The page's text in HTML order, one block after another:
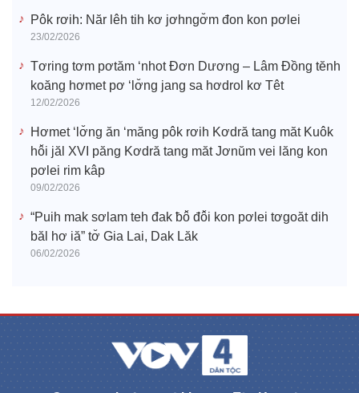
Pôk rơih: Năr lêh tih kơ jơhngơ̆m đon kon pơlei
23/02/2026
Tơring tơm pơtăm ‘nhot Đơn Dương – Lâm Đồng tĕnh
koăng hơmet pơ ‘lơ̆ng jang sa hơdrol kơ Têt
12/02/2026
Hơmet ‘lơ̆ng ăn ‘măng pôk rơih Kơdră tang măt Kuôk
hô̆i jăl XVI păng Kơdră tang măt Jơnŭm vei lăng kon
pơlei rim kâp
09/02/2026
“Puih mak sơlam teh đak ƀô̆ đô̆i kon pơlei tơgoăt dih
băl hơ iă” tơ̆ Gia Lai, Dak Lăk
06/02/2026